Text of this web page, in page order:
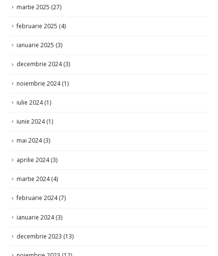
ianuarie 2025(3)
decembrie 2024
noiembrie 2024 (1)
iulie 2024
iunie 2024 (1)
mai 2024 (3)
aprilie 2024(3)
martie 2024
februarie 2024
ianuarie 2024 (3)
noiembrie 2023
octombrie 2023 (1)